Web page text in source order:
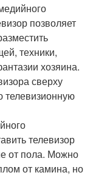
позволяет
техники,
хозяина.
сверху
телевизионную
телевизор
от пола. Можно
от камина, но